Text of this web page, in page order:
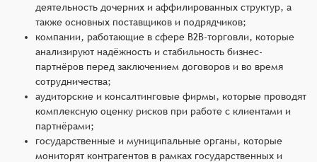
деятельность дочерних и аффилированных структур, а
также основных поставщиков и подрядчиков;
компании, работающие в сфере B2B-торговли, которые
анализируют надёжность и стабильность бизнес-
партнёров перед заключением договоров и во время
сотрудничества;
аудиторские и консалтинговые фирмы, которые проводят
комплексную оценку рисков при работе с клиентами и
партнёрами;
государственные и муниципальные органы, которые
мониторят контрагентов в рамках государственных и